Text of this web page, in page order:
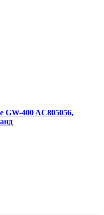
GW-400 AC805056,